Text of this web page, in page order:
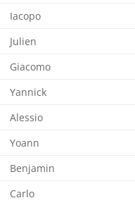
Iacopo
Julien
Giacomo
Yannick
Alessio
Yoann
Benjamin
Carlo